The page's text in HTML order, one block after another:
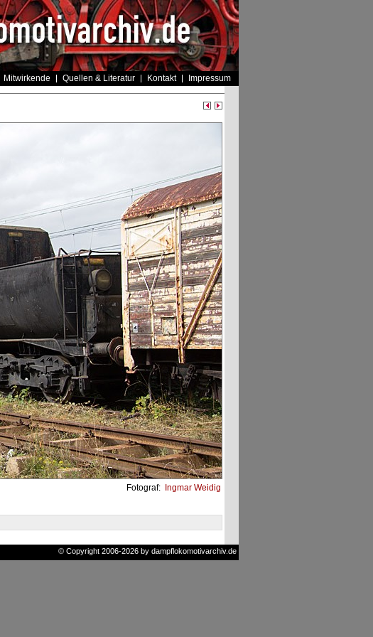
Mitwirkende Quellen & Literatur Kontakt Impressum
Fotograf: Ingmar Weidig
© Copyright 2006-2026 by dampflokomotivarchiv.de